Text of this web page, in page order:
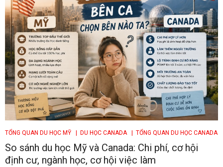
TỔNG QUAN DU HỌC MỸ | DU HỌC CANADA | TỔNG QUAN DU HỌC CANADA
So sánh du học Mỹ và Canada: Chi phí, cơ hội
định cư, ngành học, cơ hội việc làm